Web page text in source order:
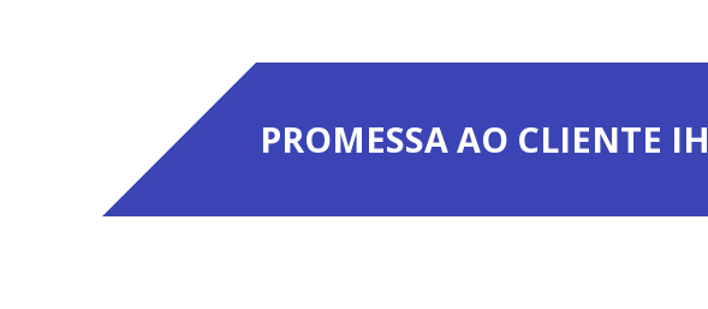
PROMESSA AO CLIENTE IH